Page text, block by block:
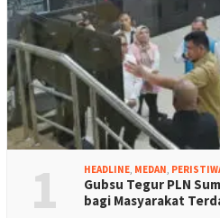
1 HEADLINE MEDAN
Gubsu Tegur PLN
bagi Masyarakat